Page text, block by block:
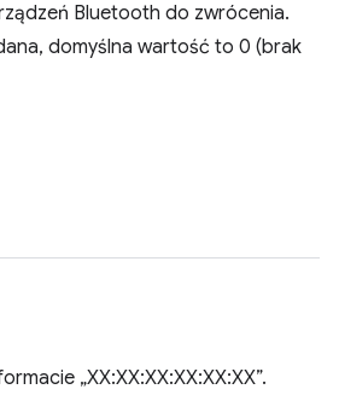
Bluetooth do zwrócenia.
domyślna wartość to 0 (brak
„XX:XX:XX:XX:XX:XX”.